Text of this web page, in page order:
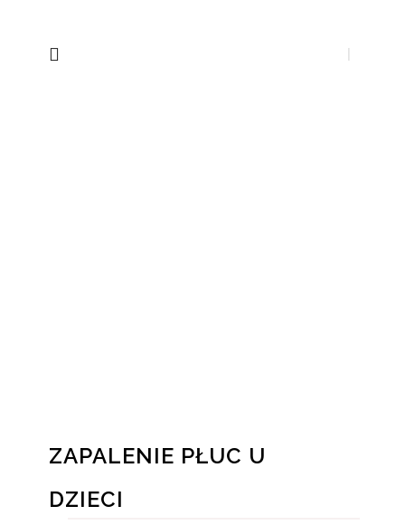
ZAPALENIE PŁUC U
DZIECI